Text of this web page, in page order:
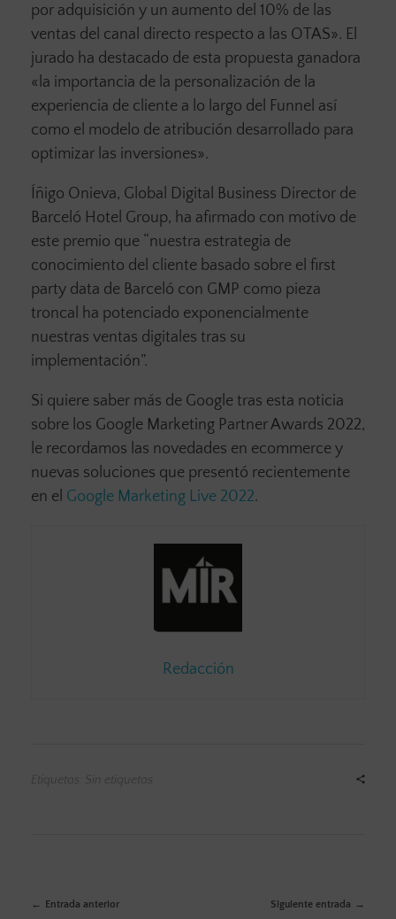
por adquisición y un aumento del 10% de las
ventas del canal directo respecto a las OTAS». El
jurado ha destacado de esta propuesta ganadora
«la importancia de la personalización de la
experiencia de cliente a lo largo del Funnel así
como el modelo de atribución desarrollado para
optimizar las inversiones».
Íñigo Onieva, Global Digital Business Director de
Barceló Hotel Group, ha afirmado con motivo de
este premio que “nuestra estrategia de
conocimiento del cliente basado sobre el first
party data de Barceló con GMP como pieza
troncal ha potenciado exponencialmente
nuestras ventas digitales tras su
implementación”.
Si quiere saber más de Google tras esta noticia
sobre los Google Marketing Partner Awards 2022,
le recordamos las novedades en ecommerce y
nuevas soluciones que presentó recientemente
en el Google Marketing Live 2022.
Redacción
Etiquetas: Sin etiquetas
Entrada anterior Siguiente entrada